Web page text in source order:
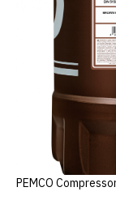
PEMCO